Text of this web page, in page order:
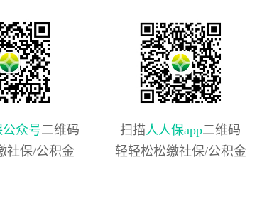
众号二维码
社保/公积金
扫描人人保app二维码
轻轻松松缴社保/公积金